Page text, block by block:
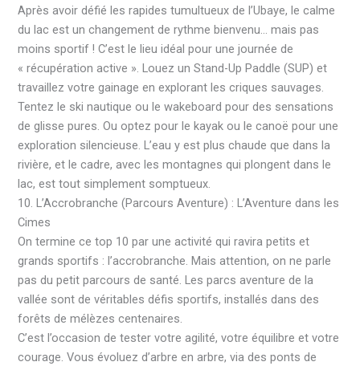
Après avoir défié les rapides tumultueux de l’Ubaye, le calme
du lac est un changement de rythme bienvenu… mais pas
moins sportif ! C’est le lieu idéal pour une journée de
« récupération active ». Louez un Stand-Up Paddle (SUP) et
travaillez votre gainage en explorant les criques sauvages.
Tentez le ski nautique ou le wakeboard pour des sensations
de glisse pures. Ou optez pour le kayak ou le canoë pour une
exploration silencieuse. L’eau y est plus chaude que dans la
rivière, et le cadre, avec les montagnes qui plongent dans le
lac, est tout simplement somptueux.
10. L’Accrobranche (Parcours Aventure) : L’Aventure dans les
Cimes
On termine ce top 10 par une activité qui ravira petits et
grands sportifs : l’accrobranche. Mais attention, on ne parle
pas du petit parcours de santé. Les parcs aventure de la
vallée sont de véritables défis sportifs, installés dans des
forêts de mélèzes centenaires.
C’est l’occasion de tester votre agilité, votre équilibre et votre
courage. Vous évoluez d’arbre en arbre, via des ponts de